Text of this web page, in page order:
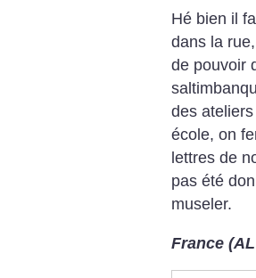
Hé bien il
dans la
de pouvoir
des
école, on
lettres de
pas été
museler.
France